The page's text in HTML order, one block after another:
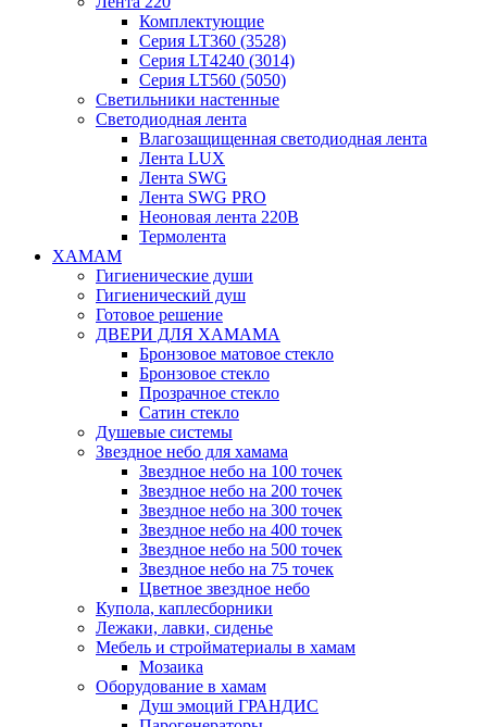
Комплектующие
Серия LT360 (3528)
Серия LT4240 (3014)
Серия LT560 (5050)
Светильники настенные
Светодиодная лента
Влагозащищенная светодиодная лента
Лента LUX
Лента SWG
Лента SWG PRO
Неоновая лента 220В
Термолента
ХАМАМ
Гигиенические души
Гигиенический душ
Готовое решение
ДВЕРИ ДЛЯ ХАМАМА
Бронзовое матовое стекло
Бронзовое стекло
Прозрачное стекло
Сатин стекло
Душевые системы
Звездное небо для хамама
Звездное небо на 100 точек
Звездное небо на 200 точек
Звездное небо на 300 точек
Звездное небо на 400 точек
Звездное небо на 500 точек
Звездное небо на 75 точек
Цветное звездное небо
Купола, каплесборники
Лежаки, лавки, сиденье
Мебель и стройматериалы в хамам
Мозаика
Оборудование в хамам
Душ эмоций ГРАНДИС